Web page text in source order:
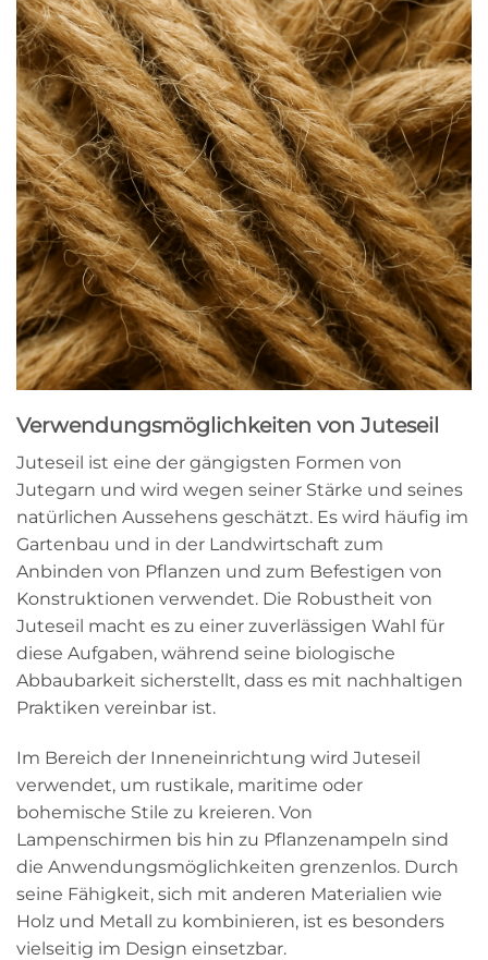
Verwendungsmöglichkeiten von Juteseil
Juteseil ist eine der gängigsten Formen von
Jutegarn und wird wegen seiner Stärke und seines
natürlichen Aussehens geschätzt. Es wird häufig im
Gartenbau und in der Landwirtschaft zum
Anbinden von Pflanzen und zum Befestigen von
Konstruktionen verwendet. Die Robustheit von
Juteseil macht es zu einer zuverlässigen Wahl für
diese Aufgaben, während seine biologische
Abbaubarkeit sicherstellt, dass es mit nachhaltigen
Praktiken vereinbar ist.
Im Bereich der Inneneinrichtung wird Juteseil
verwendet, um rustikale, maritime oder
bohemische Stile zu kreieren. Von
Lampenschirmen bis hin zu Pflanzenampeln sind
die Anwendungsmöglichkeiten grenzenlos. Durch
seine Fähigkeit, sich mit anderen Materialien wie
Holz und Metall zu kombinieren, ist es besonders
vielseitig im Design einsetzbar.